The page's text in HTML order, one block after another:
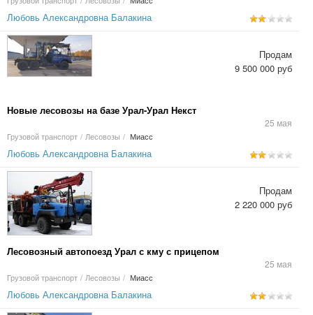
Любовь Александровна Балакина
Новые лесовозы на базе Урал-Урал Некст
25 мая
Грузовой транспорт / Лесовозы / Миасс
Продам
9 500 000 руб
Любовь Александровна Балакина
Лесовозный автопоезд Урал с кму с прицепом
25 мая
Грузовой транспорт / Лесовозы / Миасс
Продам
2 220 000 руб
Любовь Александровна Балакина